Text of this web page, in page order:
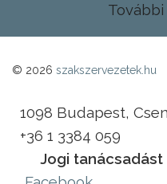
© 2026 szakszervezetek.hu
1098 Budapest,
+36 1 3384 059
Jogi tanácsadást